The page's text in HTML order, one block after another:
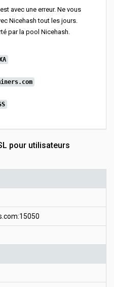
avec une erreur. Ne vous
Nicehash tout les jours.
par la pool Nicehash.
pour utilisateurs